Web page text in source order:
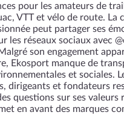
pour les amateurs de
VTT et vélo de route. La
peut partager ses
les réseaux sociaux avec
son engagement
Ekosport manque de
et sociales.
dirigeants et fondateurs
questions sur ses valeurs
en avant des marques